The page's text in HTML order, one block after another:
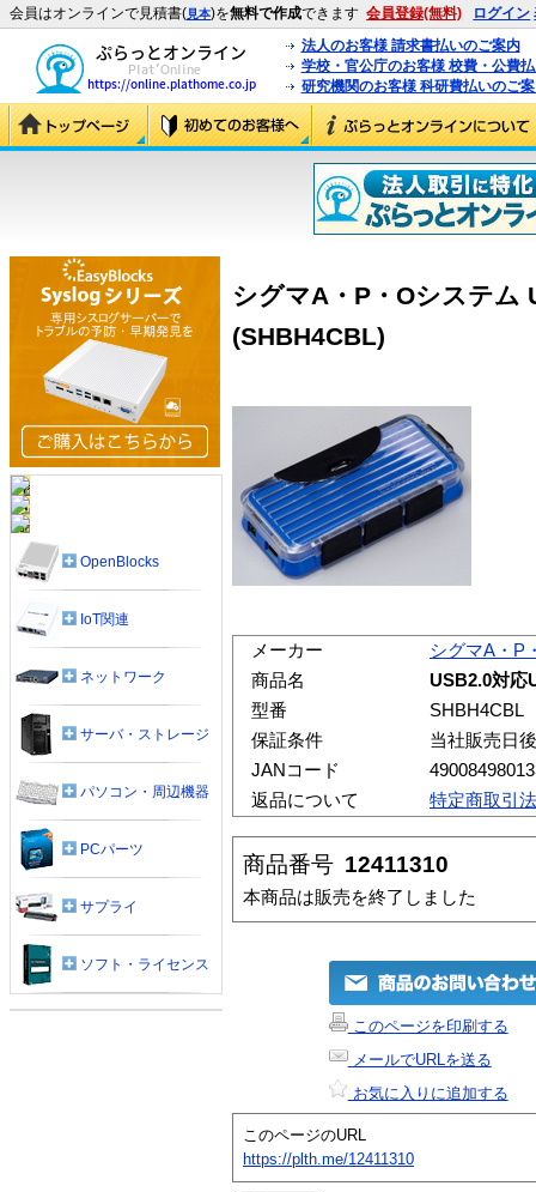
会員はオンラインで見積書(見本)を無料で作成できます 会員登録(無料) ログイン
法人のお客様 請求書払いのご案内
学校・官公庁のお客様 校費・公費
研究機関のお客様 科研費払いのご
シグマA・P・Oシステム
(SHBH4CBL)
メーカー
シグマA・P
商品名
USB2.0対応
型番
SHBH4CBL
保証条件
当社販売日
JANコード
返品について
特定商取引
商品番号 12411310
本商品は販売を終了しました
このページを印刷する
メールでURLを送る
お気に入りに追加する
このページのURL
https://plth.me/12411310
OpenBlocks
IoT関連
ネットワーク
サーバ・ストレージ
パソコン・周辺機器
PCパーツ
サプライ
ソフト・ライセンス